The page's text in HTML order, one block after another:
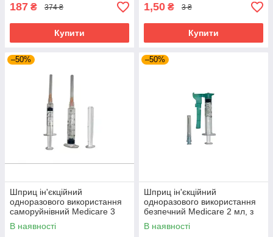
187 ₴ 374 ₴
Купити
1,50 ₴ 3 ₴
Купити
–50%
Шприц ін'єкційний
одноразового використання
саморуйнівний Medicare 3
мл, з голкою 0,5х20 мм Луер
локк
В наявності
–50%
Шприц ін'єкційний
одноразового використання
безпечний Medicare 2 мл, з
голкою 0,6х25 мм Луер локк
В наявності